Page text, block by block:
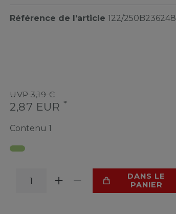
Référence de l’article 122/250B236248
UVP 3,19 €
2,87 EUR *
Contenu 1
DANS LE
PANIER